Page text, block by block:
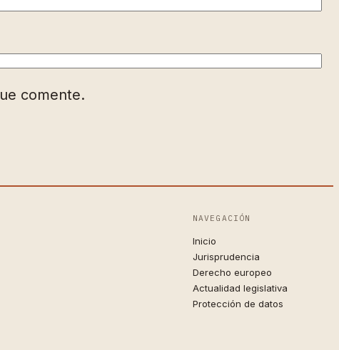
comente.
NAVEGACIÓN
Inicio
Jurisprudencia
Derecho europeo
Actualidad legislativa
Protección de datos